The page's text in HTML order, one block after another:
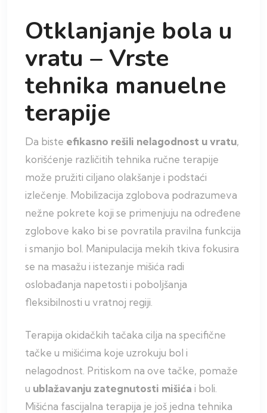
Otklanjanje bola u
vratu – Vrste
tehnika manuelne
terapije
Da biste efikasno rešili nelagodnost u vratu,
korišćenje različitih tehnika ručne terapije
može pružiti ciljano olakšanje i podstaći
izlečenje. Mobilizacija zglobova podrazumeva
nežne pokrete koji se primenjuju na određene
zglobove kako bi se povratila pravilna funkcija
i smanjio bol. Manipulacija mekih tkiva fokusira
se na masažu i istezanje mišića radi
oslobađanja napetosti i poboljšanja
fleksibilnosti u vratnoj regiji.
Terapija okidačkih tačaka cilja na specifične
tačke u mišićima koje uzrokuju bol i
nelagodnost. Pritiskom na ove tačke, pomaže
u ublažavanju zategnutosti mišića i boli.
Mišićna fascijalna terapija je još jedna tehnika